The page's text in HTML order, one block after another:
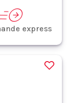
express